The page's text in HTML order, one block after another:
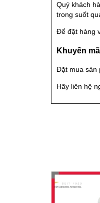
Quý khách
trong suốt
Để đặt hàng
Khuyến
Đặt mua sản
Hãy liên hệ